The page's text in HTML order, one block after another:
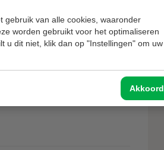
gebruik van alle cookies, waaronder
worden gebruikt voor het optimaliseren
u dit niet, klik dan op "Instellingen" om uw
Akkoord